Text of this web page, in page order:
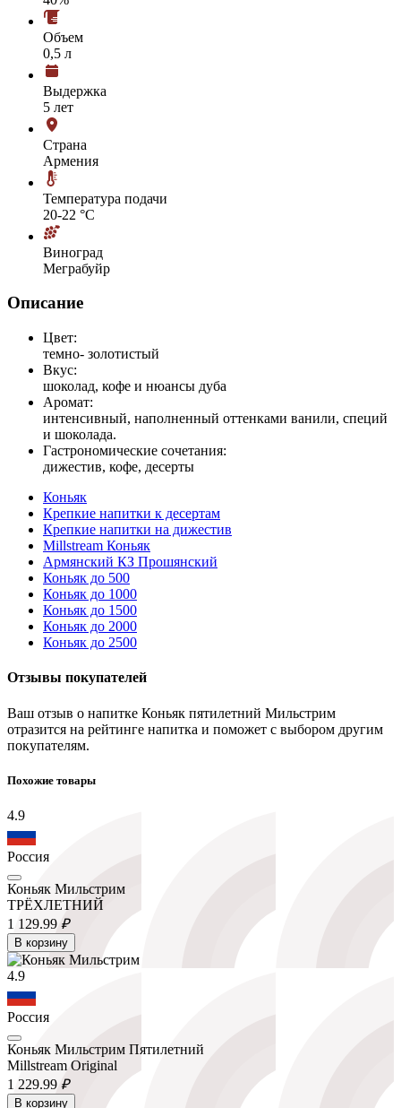
Объем
0,5 л
Выдержка
5 лет
Страна
Армения
Температура подачи
20-22 °С
Виноград
Меграбуйр
Описание
Цвет:
темно- золотистый
Вкус:
шоколад, кофе и нюансы дуба
Аромат:
интенсивный, наполненный оттенками ванили, специй
и шоколада.
Гастрономические сочетания:
дижестив, кофе, десерты
Коньяк
Крепкие напитки к десертам
Крепкие напитки на дижестив
Millstream Коньяк
Армянский КЗ Прошянский
Коньяк до 500
Коньяк до 1000
Коньяк до 1500
Коньяк до 2000
Коньяк до 2500
Отзывы покупателей
Ваш отзыв о напитке Коньяк пятилетний Мильстрим
отразится на рейтинге напитка и поможет с выбором другим
покупателям.
Похожие товары
4.9
Россия
Коньяк Мильстрим
ТРЁХЛЕТНИЙ
1 129.99 ₽
В корзину
4.9
Россия
Коньяк Мильстрим Пятилетний
Millstream Original
1 229.99 ₽
В корзину